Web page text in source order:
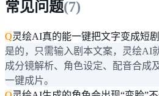
常见问题(7)
Q灵绘AI真的能一键把文字变成短剧
是的，只需输入剧本文案，灵绘AI
成分镜解析、角色设定、配音合成
一键成片。